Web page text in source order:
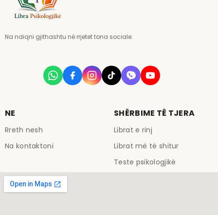
Na ndiqni gjithashtu në rrjetet tona sociale:
NE
Rreth nesh
Na kontaktoni
SHËRBIME TË TJERA
Librat e rinj
Librat më të shitur
Teste psikologjikë